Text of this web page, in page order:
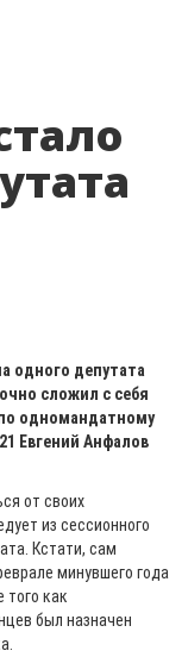
одного депутата
сложил с себя
одномандатному
Евгений Анфалов
от своих
из сессионного
Кстати, сам
минувшего года
того как
был назначен